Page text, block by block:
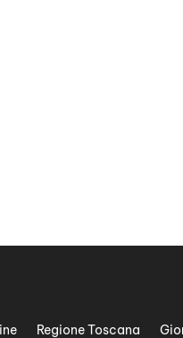
Regione Toscana